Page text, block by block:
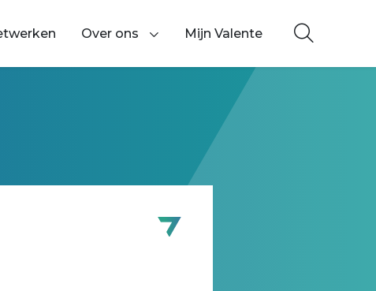
Over ons
Toon onderliggende navigatie items
Mijn Valente